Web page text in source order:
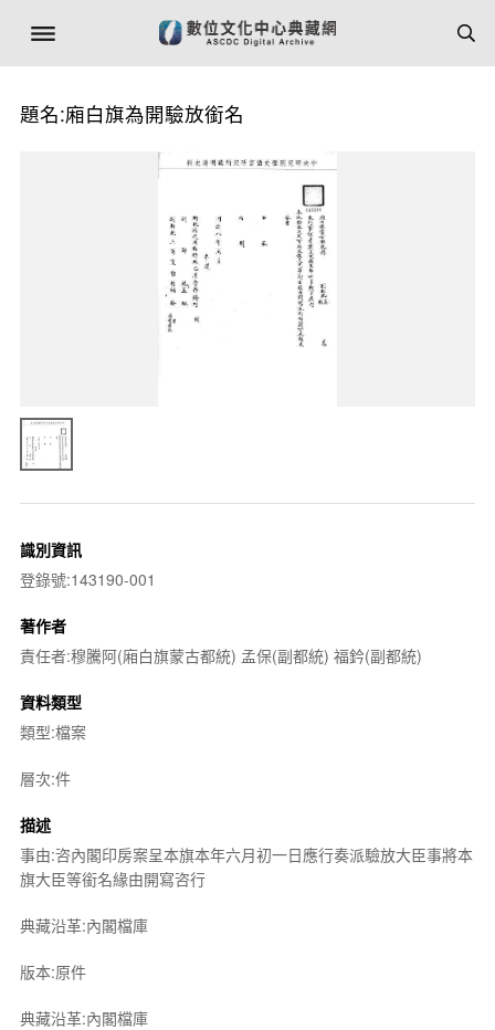
題名:廂白旗為開驗放銜名
識別資訊
登錄號:143190-001
著作者
責任者:穆騰阿(廂白旗蒙古都統) 孟保(副都統) 福鈐(副都統)
資料類型
類型:檔案
層次:件
描述
事由:咨內閣印房案呈本旗本年六月初一日應行奏派驗放大臣事將本
旗大臣等銜名緣由開寫咨行
典藏沿革:內閣檔庫
版本:原件
典藏沿革:內閣檔庫